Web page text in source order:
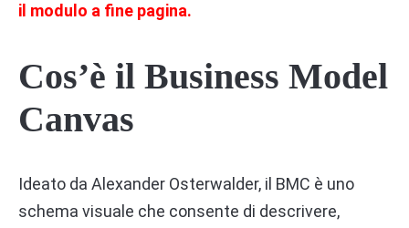
il modulo a fine pagina.
Cos’è il Business Model
Canvas
Ideato da Alexander Osterwalder, il BMC è uno
schema visuale che consente di descrivere,